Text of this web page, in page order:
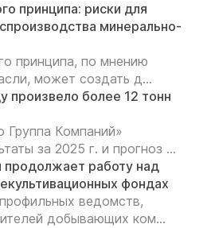
принципа: риски для
минерально-
принципа, по мнению
может создать д...
более 12 тонн
Компаний»
за 2025 г. и прогноз ...
продолжает работу над
фондах
ведомств,
добывающих ком...